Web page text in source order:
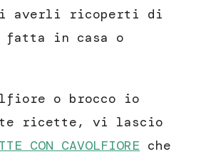
averli ricoperti di
fatta in casa o
o brocco io
ricette, vi lascio
CON CAVOLFIORE che